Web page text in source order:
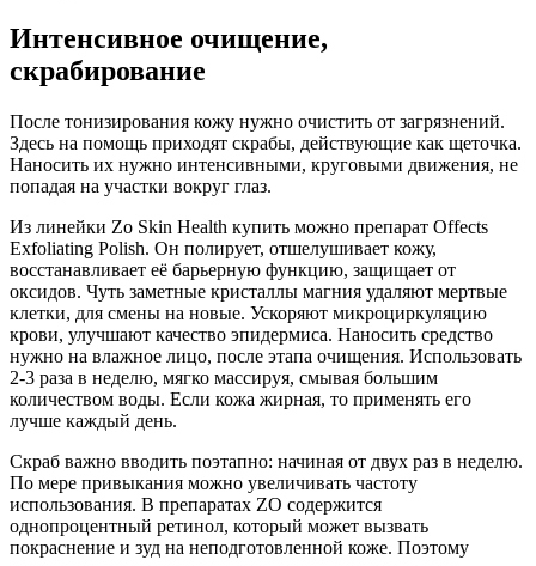
Интенсивное очищение,
скрабирование
После тонизирования кожу нужно очистить от загрязнений.
Здесь на помощь приходят скрабы, действующие как щеточка.
Наносить их нужно интенсивными, круговыми движения, не
попадая на участки вокруг глаз.
Из линейки Zo Skin Health купить можно препарат Offects
Exfoliating Polish. Он полирует, отшелушивает кожу,
восстанавливает её барьерную функцию, защищает от
оксидов. Чуть заметные кристаллы магния удаляют мертвые
клетки, для смены на новые. Ускоряют микроциркуляцию
крови, улучшают качество эпидермиса. Наносить средство
нужно на влажное лицо, после этапа очищения. Использовать
2-3 раза в неделю, мягко массируя, смывая большим
количеством воды. Если кожа жирная, то применять его
лучше каждый день.
Скраб важно вводить поэтапно: начиная от двух раз в неделю.
По мере привыкания можно увеличивать частоту
использования. В препаратах ZO содержится
однопроцентный ретинол, который может вызвать
покраснение и зуд на неподготовленной коже. Поэтому